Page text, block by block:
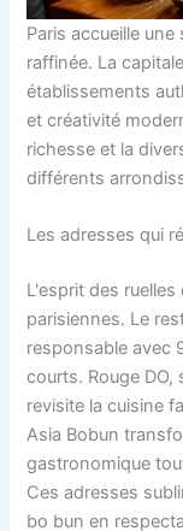
Paris accueille
raffinée. La
établissements
et créativité
richesse et la
différents
Les adresses qui
L'esprit des
parisiennes. Le
responsable avec
courts. Rouge
revisite la cuisine
Asia Bobun
gastronomique
Ces adresses
bo bun en